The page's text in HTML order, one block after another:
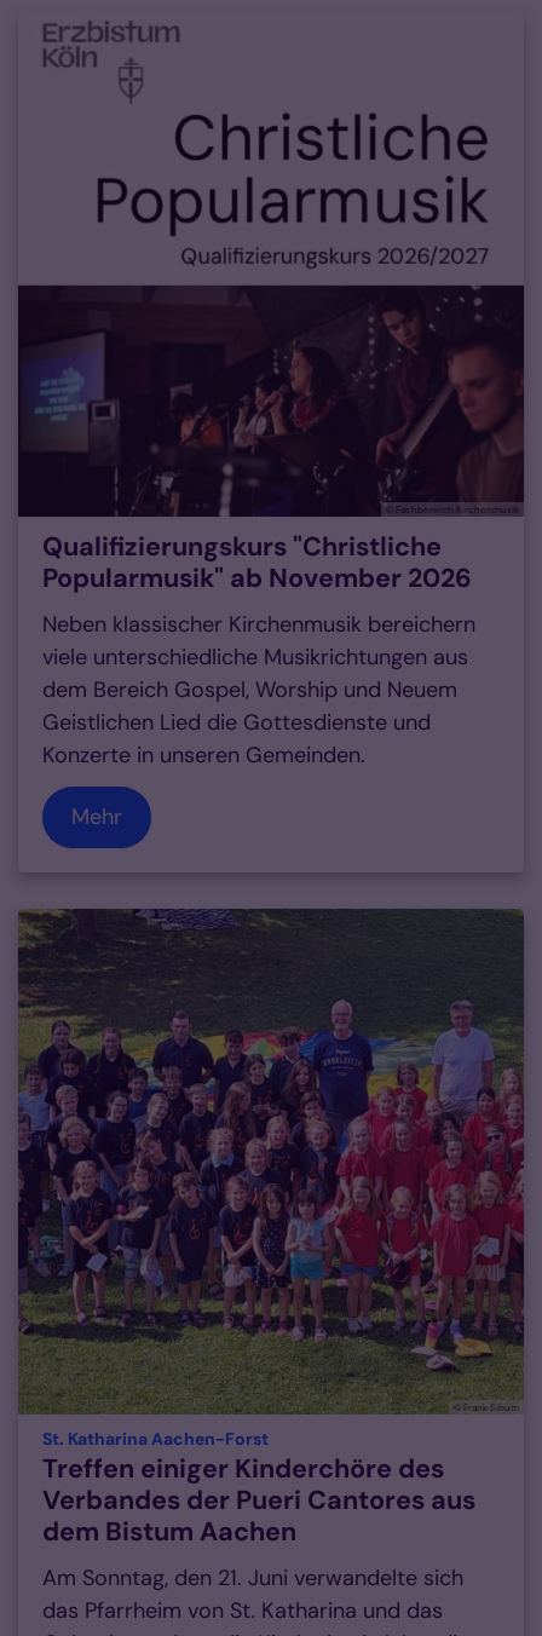
© Fachbereich Kirchenmusik
Qualifizierungskurs "Christliche
Popularmusik" ab November 2026
Neben klassischer Kirchenmusik bereichern
viele unterschiedliche Musikrichtungen aus
dem Bereich Gospel, Worship und Neuem
Geistlichen Lied die Gottesdienste und
Konzerte in unseren Gemeinden.
Mehr
© Frank Sibum
St. Katharina Aachen-Forst:
Treffen einiger Kinderchöre des
Verbandes der Pueri Cantores aus
dem Bistum Aachen
Am Sonntag, den 21. Juni verwandelte sich
das Pfarrheim von St. Katharina und das